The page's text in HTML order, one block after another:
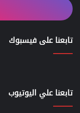
تابعنا على فيسبوك
تابعنا علي اليوتيوب